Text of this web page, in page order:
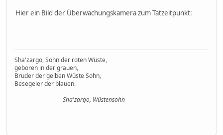
Hier ein Bild der Überwachungskamera zum Tatzeitpunkt:
Sha'zargo, Sohn der roten Wüste,
geboren in der grauen,
Bruder der gelben Wüste Sohn,
Besegeler der blauen.
- Sha'zargo, Wüstensohn